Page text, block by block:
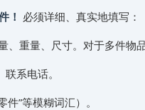
！ 必须详细、真实地填写：
、重量、尺寸。对于多件物
系电话。
件”等模糊词汇）。